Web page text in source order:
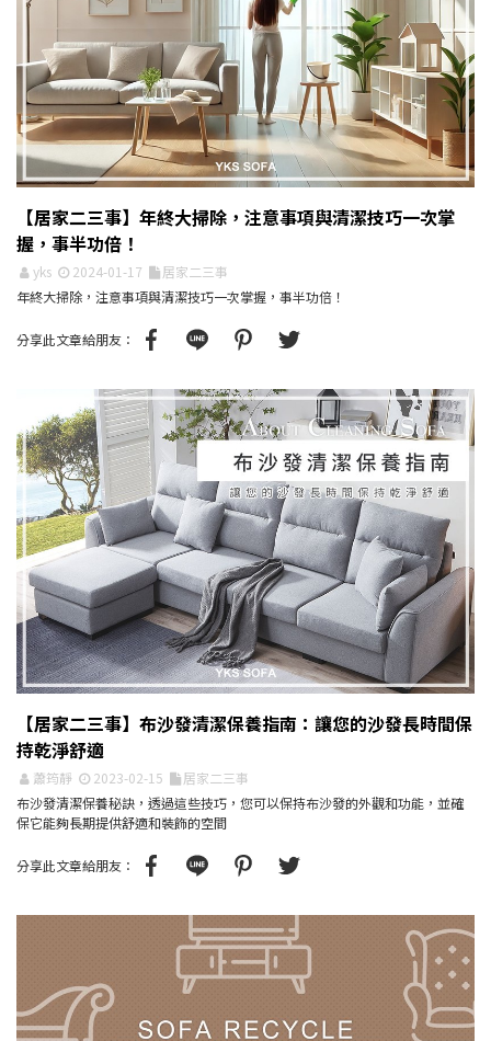
【居家二三事】年終大掃除，注意事項與清潔技巧一次掌
握，事半功倍！
yks 2024-01-17
居家二三事
年終大掃除，注意事項與清潔技巧一次掌握，事半功倍！
分享此文章給朋友：
【居家二三事】布沙發清潔保養指南：讓您的沙發長時間保
持乾淨舒適
蕭筠靜 2023-02-15
居家二三事
布沙發清潔保養秘訣，透過這些技巧，您可以保持布沙發的外觀和功能，並確
保它能夠長期提供舒適和裝飾的空間
分享此文章給朋友：